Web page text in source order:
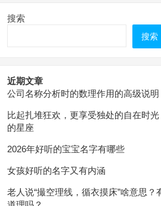
搜索
搜索
近期文章
公司名称分析时的数理作用的高级说明
比起扎堆狂欢，更享受独处的自在时光
的星座
2026年好听的宝宝名字有哪些
女孩好听的名字又有内涵
老人说“撮空理线，循衣摸床”啥意思？